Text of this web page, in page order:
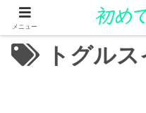
トグル
メニュー